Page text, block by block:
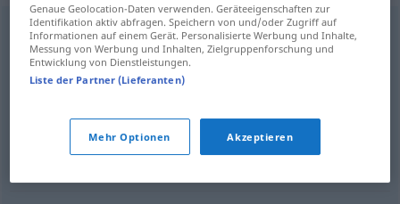
unpassend,ungünstig,unangebracht,ungeeignet,
unbrauchbar,unangemessen
schädlich,dürftig ungünstig,schlecht
Genaue Geolocation-Daten verwenden. Geräteeigenschaften zur
Identifikation aktiv abfragen. Speichern von und/oder Zugriff auf
Informationen auf einem Gerät. Personalisierte Werbung und Inhalte,
Messung von Werbung und Inhalten, Zielgruppenforschung und
Entwicklung von Dienstleistungen.
Liste der Partner (Lieferanten)
Mehr Optionen Akzeptieren